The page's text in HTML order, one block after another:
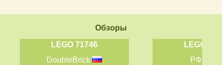
Обзоры
LEGO 71746
DoubleBrick
LEGO
РФФЛ